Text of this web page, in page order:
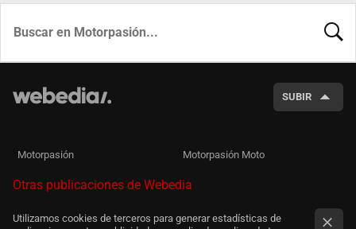
SUBIR
Motorpasión Motorpasión Moto
Otras publicaciones de Webedia
Utilizamos cookies de terceros para generar estadísticas de